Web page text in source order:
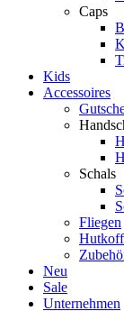
Caps
Kids
Accessoires
Schals
Fliegen
Neu
Sale
Unternehmen